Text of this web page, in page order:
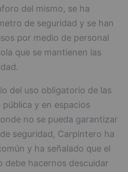
del mismo, se ha
de seguridad y se han
por medio de personal
que se mantienen las
del uso obligatorio de las
y en espacios
no se pueda garantizar
seguridad, Carpintero ha
y ha señalado que el
debe hacernos descuidar